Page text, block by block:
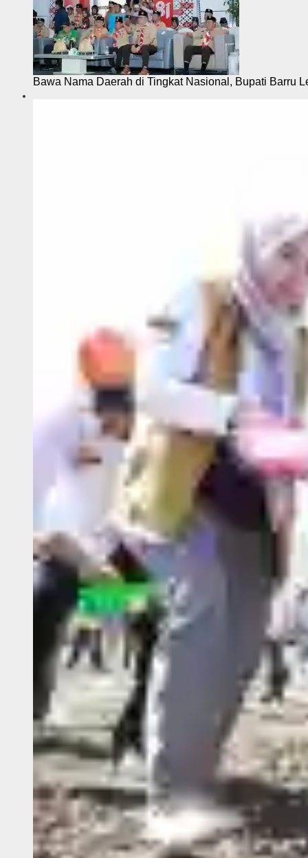
Bawa Nama Daerah di Tingkat Nasional, Bupati Barru